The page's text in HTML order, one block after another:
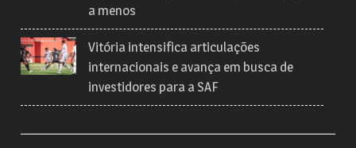
a menos
Vitória intensifica articulações
internacionais e avança em busca de
investidores para a SAF